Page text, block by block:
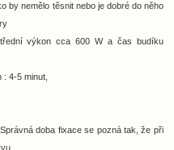
by nemělo těsnit nebo je dobré do něho
výkon cca 600 W a čas budíku
4-5 minut,
doba fixace se pozná tak, že při